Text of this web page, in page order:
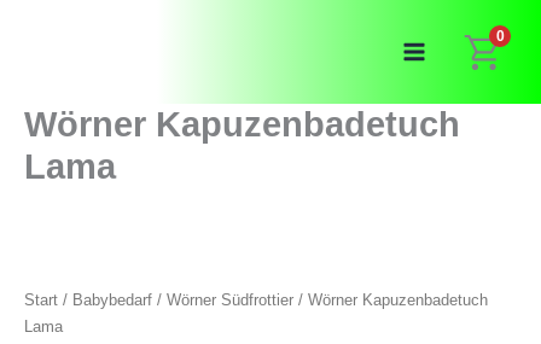
0
Wörner Kapuzenbadetuch
Lama
Start / Babybedarf / Wörner Südfrottier / Wörner Kapuzenbadetuch
Lama